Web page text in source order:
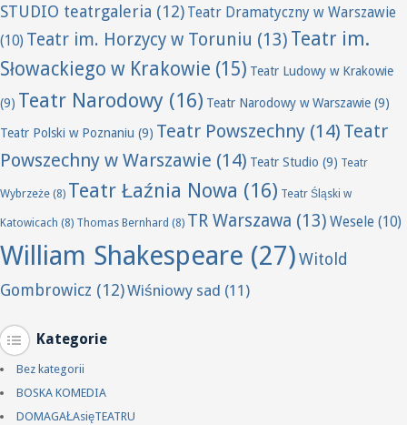
STUDIO teatrgaleria (12) Teatr Dramatyczny w Warszawie
(10) Teatr im. Horzycy w Toruniu (13) Teatr im.
Słowackiego w Krakowie (15) Teatr Ludowy w Krakowie
(9) Teatr Narodowy (16) Teatr Narodowy w Warszawie (9)
Teatr Polski w Poznaniu (9) Teatr Powszechny (14) Teatr
Powszechny w Warszawie (14) Teatr Studio (9) Teatr
Wybrzeże (8) Teatr Łaźnia Nowa (16) Teatr Śląski w
Katowicach (8) Thomas Bernhard (8) TR Warszawa (13) Wesele (10)
William Shakespeare (27)Witold
Gombrowicz (12)Wiśniowy sad (11)
Kategorie
Bez kategorii
BOSKA KOMEDIA
DOMAGAŁAsięTEATRU